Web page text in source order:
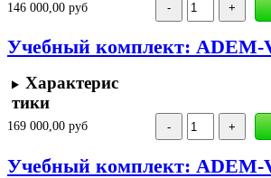
146 000,00 руб
Учебный комплект:
Характерис
тики
169 000,00 руб
Учебный комплект: